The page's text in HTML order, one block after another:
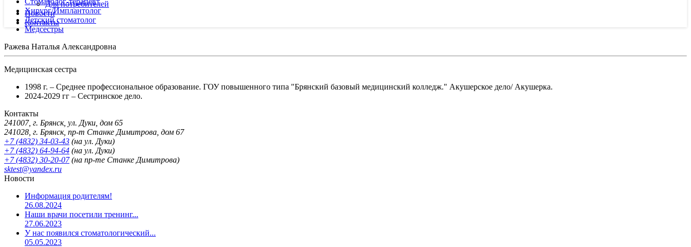
Для потребителей
Новости
Контакты
Хирург/Имплантолог
Детский стоматолог
Медсестры
Ражева Наталья Александровна
Медицинская сестра
1998 г. – Среднее профессиональное образование. ГОУ повышенного типа "Брянский базовый медицинский колледж." Акушерское дело/ Акушерка.
2024-2029 гг – Сестринское дело.
Контакты
241007, г. Брянск, ул. Дуки, дом 65
241028, г. Брянск, пр-т Станке Димитрова, дом 67
+7 (4832) 34-03-43 (на ул. Дуки)
+7 (4832) 64-94-64 (на ул. Дуки)
+7 (4832) 30-20-07(на пр-те Станке Димитрова)
sktest@yandex.ru
Новости
Информация родителям!
26.08.2024
Наши врачи посетили тренинг...
27.06.2023
У нас появился стоматологический...
05.05.2023